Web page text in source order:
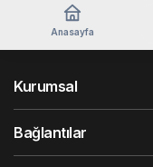
Anasayfa
Kurumsal
Bağlantılar